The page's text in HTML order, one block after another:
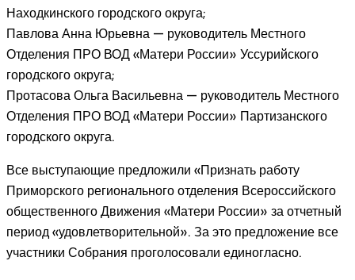
Находкинского городского округа;
Павлова Анна Юрьевна — руководитель Местного
Отделения ПРО ВОД «Матери России» Уссурийского
городского округа;
Протасова Ольга Васильевна — руководитель Местного
Отделения ПРО ВОД «Матери России» Партизанского
городского округа.
Все выступающие предложили «Признать работу
Приморского регионального отделения Всероссийского
общественного Движения «Матери России» за отчетный
период «удовлетворительной». За это предложение все
участники Собрания проголосовали единогласно.